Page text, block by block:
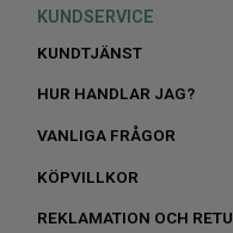
KUNDSERVICE
KUNDTJÄNST
HUR HANDLAR JAG?
VANLIGA FRÅGOR
KÖPVILLKOR
REKLAMATION OCH